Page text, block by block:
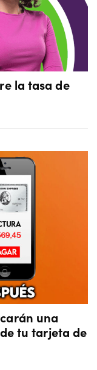
la tasa de
una
tu tarjeta de